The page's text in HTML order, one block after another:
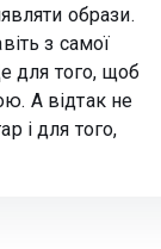
образи.
з самої
для того, щоб
А відтак не
і для того,